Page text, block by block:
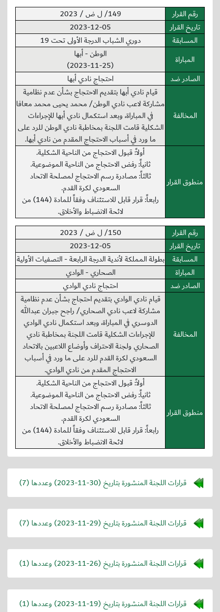
رقم القرار
149/ ل ض / 2023
تاريخ القرار
2023-12-05
المسابقة
دوري الشباب الدرجة الأولى تحت 19
المباراة
الوطن - أبها
(2023-11-25)
الصادر ضد
احتجاج نادي أبها
المخالفة
قيام نادي أبها بتقديم الاحتجاج بشأن عدم نظامية
مشاركة لاعب نادي الوطن/ محمد يحيى محمد معافا
في المباراة، وبعد استكمال نادي أبها للإجراءات
الشكلية قامت اللجنة بمخاطبة نادي الوطن للرد على
ما ورد في أسباب الاحتجاج المقدم من نادي أبها.
منطوق القرار
أولاً: قبول الاحتجاج من الناحية الشكلية.
ثانياً: رفض الاحتجاج من الناحية الموضوعية.
ثالثاً: مصادرة رسم الاحتجاج لمصلحة الاتحاد
السعودي لكرة القدم.
رابعاً: قرار قابل للاستئناف وفقاً للمادة (144) من
لائحة الانضباط والأخلاق.
رقم القرار
150/ ل ض / 2023
تاريخ القرار
2023-12-05
المسابقة
بطولة المملكة لأندية الدرجة الرابعة - التصفيات الأولية
المباراة
الصحاري - الوادي
الصادر ضد
احتجاج نادي الوادي
المخالفة
قيام نادي الوادي بتقديم احتجاج بشأن عدم نظامية
مشاركة لاعب نادي الصحاري/ راجح جبران عبدالله
الدوسري في المباراة، وبعد استكمال نادي الوادي
للإجراءات الشكلية قامت اللجنة بمخاطبة نادي
الصحاري ولجنة الاحتراف وأوضاع اللاعبين بالاتحاد
السعودي لكرة القدم للرد على ما ورد في أسباب
الاحتجاج المقدم من نادي الوادي.
منطوق القرار
أولاً: قبول الاحتجاج من الناحية الشكلية.
ثانياً: رفض الاحتجاج من الناحية الموضوعية.
ثالثاً: مصادرة رسم الاحتجاج لمصلحة الاتحاد
السعودي لكرة القدم.
رابعاً: قرار قابل للاستئناف وفقاً للمادة (144) من
لائحة الانضباط والأخلاق.
قرارات اللجنة المنشورة بتاريخ (2023-11-30) وعددها (7)
قرارات اللجنة المنشورة بتاريخ (2023-11-29) وعددها (7)
قرارات اللجنة المنشورة بتاريخ (2023-11-26) وعددها (1)
قرارات اللجنة المنشورة بتاريخ (2023-11-19) وعددها (1)